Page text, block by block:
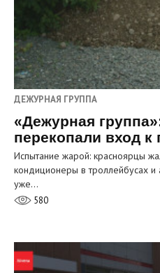
ДЕЖУРНАЯ ГРУППА
«Дежурная
перекопали вход к
Испытание жарой: красноярцы
кондиционеры в троллейбусах и
уже…
580